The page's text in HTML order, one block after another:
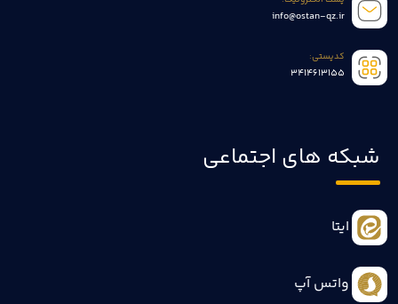
info@ostan-qz.ir
کدپستی:
3414613155
شبکه های اجتماعی
ایتا
واتس آپ